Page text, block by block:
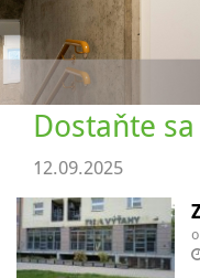
Dostaňte
12.09.2025